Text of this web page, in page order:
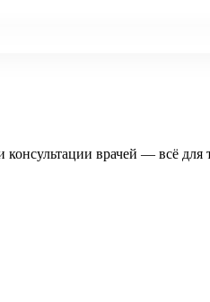
врачей — всё